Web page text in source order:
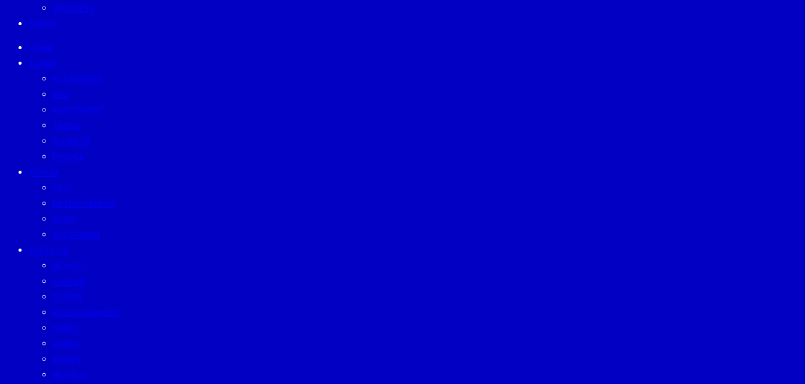
WELLNESS
EVENT
HOME
TODAY
ECONOMICS
ESG
INVESTMENT
TREND
BUSINESS
PEOPLE
FORUM
CEO
ENTREPRENEUR
GURU
SUSTAINISM
LIFESTYLE
BEAUTY
CAREER
EATERY
ENTERTAINMENT
FAMILY
LIVING
MONEY
MUTELU